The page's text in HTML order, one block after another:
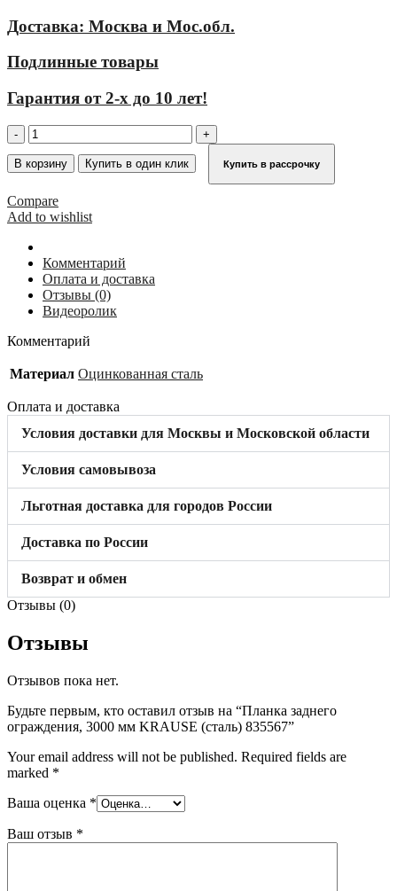
Доставка: Москва и Мос.обл.
Подлинные товары
Гарантия от 2-х до 10 лет!
Количество
товара
Планка
ограждения,
3000
мм
KRAUSE
(сталь)
835567
В корзину Купить в один клик Купить в рассрочку
Compare
Add to wishlist
Комментарий
Оплата и доставка
Отзывы (0)
Видеоролик
Комментарий
Материал Оцинкованная сталь
Оплата и доставка
Условия доставки для Москвы и Московской области
Условия самовывоза
Льготная доставка для городов России
Доставка по России
Возврат и обмен
Отзывы (0)
Отзывы
Отзывов пока нет.
Будьте первым, кто оставил отзыв на “Планка заднего
ограждения, 3000 мм KRAUSE (сталь) 835567”
Your email address will not be published. Required fields are
marked *
Ваша оценка *
Ваш отзыв *